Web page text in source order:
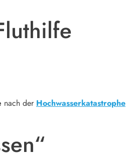
nach der Hochwasserkatastrophe